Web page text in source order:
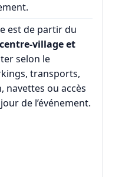
est de partir du
village et
selon le
transports,
navettes ou accès
de l’événement.